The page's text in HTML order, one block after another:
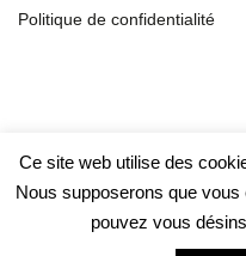
Politique de confidentialité
Ce site web utilise des
Nous supposerons que
pouvez vous